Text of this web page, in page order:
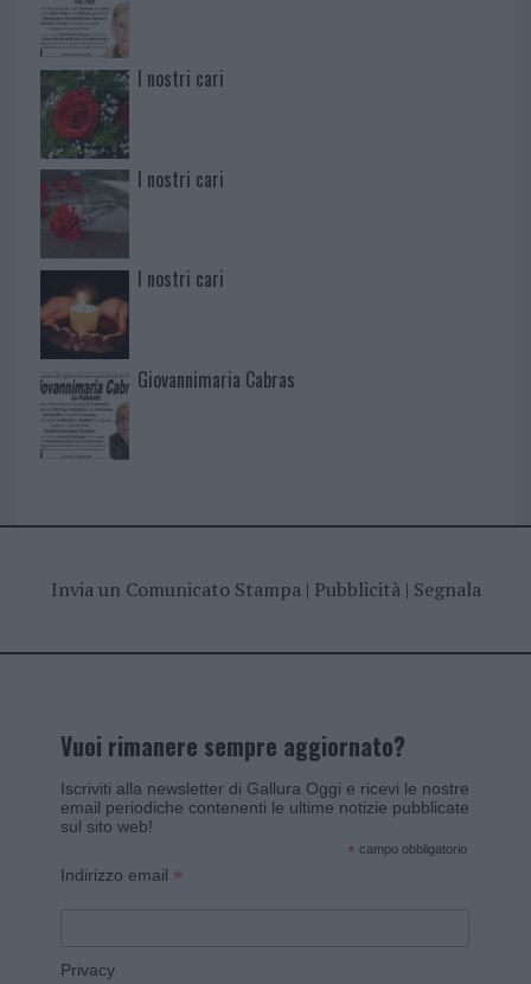
I nostri cari
I nostri cari
I nostri cari
Giovannimaria Cabras
Invia un Comunicato Stampa| Pubblicità| Segnala
Vuoi rimanere sempre aggiornato?
Iscriviti alla newsletter di Gallura Oggi e ricevi le nostre
email periodiche contenenti le ultime notizie pubblicate
sul sito web!
* campo obbligatorio
Indirizzo email *
Privacy